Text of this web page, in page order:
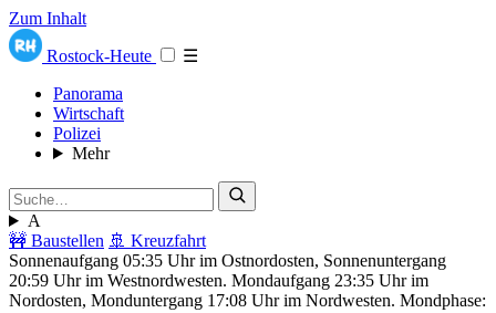
Zum Inhalt
Rostock-Heute
☰
Panorama
Wirtschaft
Polizei
Mehr
A
🚧 Baustellen 🚢 Kreuzfahrt
Sonnenaufgang 05:35 Uhr im Ostnordosten, Sonnenuntergang
20:59 Uhr im Westnordwesten. Mondaufgang 23:35 Uhr im
Nordosten, Monduntergang 17:08 Uhr im Nordwesten. Mondphase: